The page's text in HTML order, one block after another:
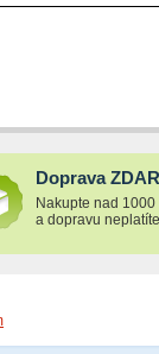
Doprava
Nakupte nad 1000
a dopravu